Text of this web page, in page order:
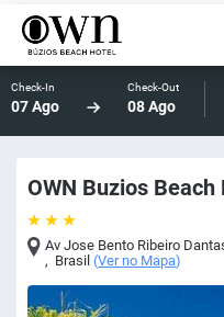
Check-In
07 Ago
Check-Out
08 Ago
OWN Buzios Beach
Av Jose Bento Ribeiro
, Brasil (Ver no Mapa)